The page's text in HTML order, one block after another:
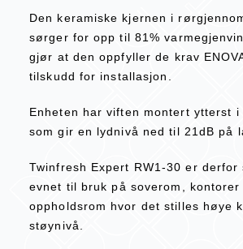
Den keramiske kjernen i
sørger for opp til 81%
gjør at den oppfyller de krav
tilskudd for installasjon.
Enheten har viften montert ytterst i
som gir en lydnivå ned til 21dB på
Twinfresh Expert RW1-30 er
evnet til bruk på soverom, kontorer
oppholdsrom hvor det stilles høye
støynivå.